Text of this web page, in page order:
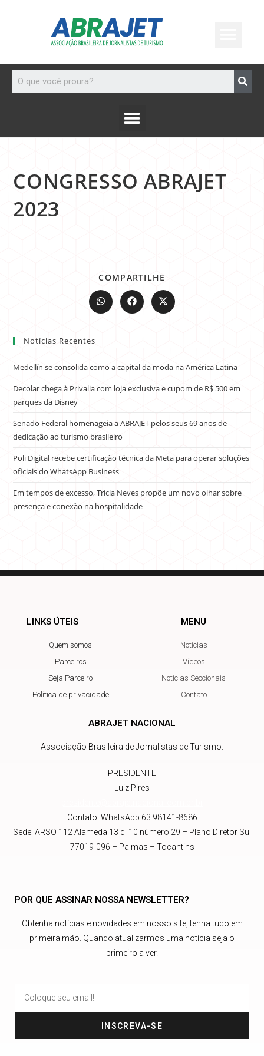
CONGRESSO ABRAJET
2023
COMPARTILHE
Notícias Recentes
Medellín se consolida como a capital da moda na América Latina
Decolar chega à Privalia com loja exclusiva e cupom de R$ 500 em
parques da Disney
Senado Federal homenageia a ABRAJET pelos seus 69 anos de
dedicação ao turismo brasileiro
Poli Digital recebe certificação técnica da Meta para operar soluções
oficiais do WhatsApp Business
Em tempos de excesso, Trícia Neves propõe um novo olhar sobre
presença e conexão na hospitalidade
LINKS ÚTEIS
Quem somos
Parceiros
Seja Parceiro
Política de privacidade
MENU
Notícias
Vídeos
Notícias Seccionais
Contato
ABRAJET NACIONAL
Associação Brasileira de Jornalistas de Turismo.
PRESIDENTE
Luiz Pires
Contato: WhatsApp 63 98141-8686
Sede: ARSO 112 Alameda 13 qi 10 número 29 – Plano Diretor Sul
77019-096 – Palmas – Tocantins
POR QUE ASSINAR NOSSA NEWSLETTER?
Obtenha notícias e novidades em nosso site, tenha tudo em
primeira mão. Quando atualizarmos uma notícia seja o
primeiro a ver.
INSCREVA-SE